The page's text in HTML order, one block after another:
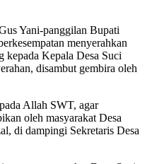
Yani-panggilan Bupati
menyerahkan
Kepala Desa Suci
disambut gembira oleh
Allah SWT, agar
oleh masyarakat Desa
di dampingi Sekretaris Desa